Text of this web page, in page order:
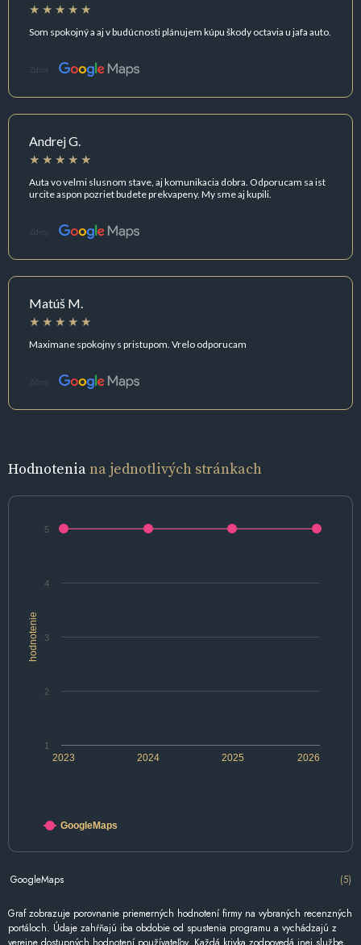
Som spokojný a aj v budúcnosti plánujem kúpu škody octavia u jafa auto.
Zdroj:
Andrej G.
Auta vo velmi slusnom stave, aj komunikacia dobra. Odporucam sa ist
urcite aspon pozriet budete prekvapeny. My sme aj kupili.
Zdroj:
Matúš M.
Maximane spokojny s pristupom. Vrelo odporucam
Zdroj:
Hodnoteniana jednotlivých stránkach
hodnotenie
2024 2026
2023 2025
1
2
3
4
5
GoogleMaps
GoogleMaps (5)
Graf zobrazuje porovnanie priemerných hodnotení firmy na vybraných recenzných
portáloch. Údaje zahŕňajú iba obdobie od spustenia programu a vychádzajú z